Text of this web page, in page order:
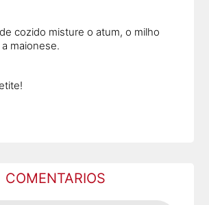
cozido misture o atum, o milho
maionese.
COMENTARIOS